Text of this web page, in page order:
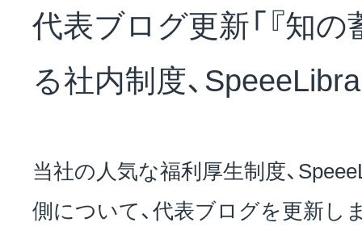
NEWS
採用情報
代表ブログ更新「『知
る社内制度、
当社の人気な福利厚生制度、
側について、代表ブログを更新し